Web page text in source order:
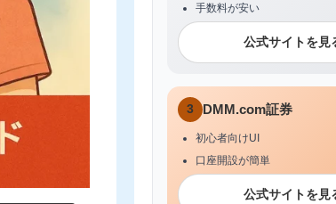
手数料が安い
公式サイトを
3 DMM.com証券
初心者向けUI
口座開設が簡単
公式サイトを